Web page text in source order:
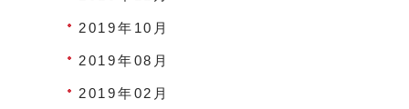
2019年10月
2019年08月
2019年02月